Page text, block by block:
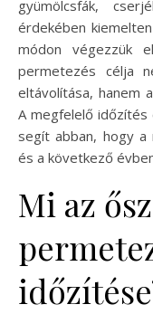
gyümölcsfák,
érdekében
módon végezzük
permetezés célja
eltávolítása, hanem
A megfelelő időzítés
segít abban, hogy a
és a következő
Mi az